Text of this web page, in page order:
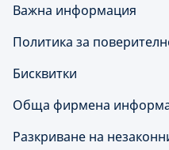
Важна информация
Политика за
Бисквитки
Обща фирмена
Разкриване на